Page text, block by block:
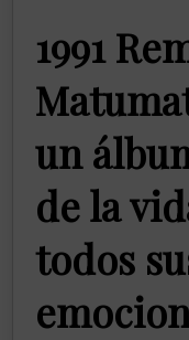
1991
un
de la
todos